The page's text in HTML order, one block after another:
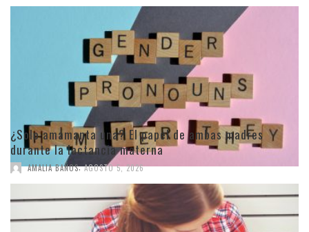
¿Solo amamanta una? El papel de ambas madres
durante la lactancia materna
AMALIA BAÑOS, AGOSTO 5, 2026